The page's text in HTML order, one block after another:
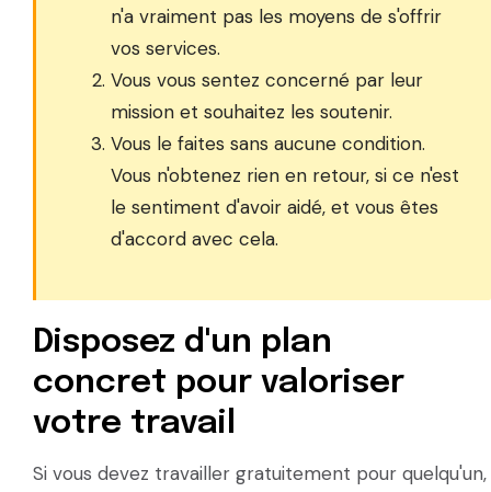
n'a vraiment pas les moyens de s'offrir
vos services.
Vous vous sentez concerné par leur
mission et souhaitez les soutenir.
Vous le faites sans aucune condition.
Vous n'obtenez rien en retour, si ce n'est
le sentiment d'avoir aidé, et vous êtes
d'accord avec cela.
Disposez d'un plan
concret pour valoriser
votre travail
Si vous devez travailler gratuitement pour quelqu'un,